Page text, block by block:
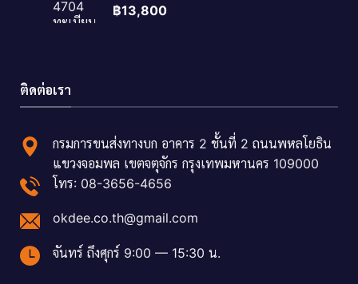
฿13,800
ติดต่อเรา
กรมการขนส่งทางบก อาคาร 2 ชั้นที่ 2 ถนนพหลโยธิน
แขวงจอมพล เขตจตุจักร กรุงเทพมหานคร 109000
โทร: 08-3656-4656
okdee.co.th@gmail.com
จันทร์ ถึงศุกร์ 9:00 — 15:30 น.